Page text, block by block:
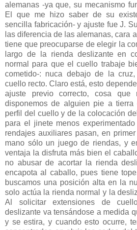
alemanas -ya que, su mecanismo
El que me hizo saber de su
sencilla fabricación- y ajuste fue J.
las diferencia de las alemanas, cara
tiene que preocuparse de elegir la
largo de la rienda deslizante en
normal para que el cuello trabaje
cometido-: nuca debajo de la
cuello recto. Claro está, esto
ajuste previo correcto, cosa
disponemos de alguien pie a
perfil del cuello y de la colocación
para el jinete menos
rendajes auxiliares pasan, en
mano sólo un juego de riendas, y
ventaja la disfruta más bien el
no abusar de acortar la rienda
encapota al caballo, pues tiene
buscamos una posición alta en la
solo actúa la rienda normal y la
Al solicitar extensiones de
deslizante va tensándose a medida
y se estira, y cuando esto ocurre,